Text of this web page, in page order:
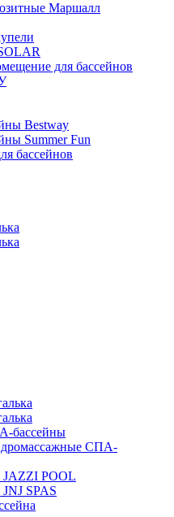
Маршалл
для бассейнов
Bestway
Summer Fun
бассейнов
бассейны
СПА-
POOL
SPAS